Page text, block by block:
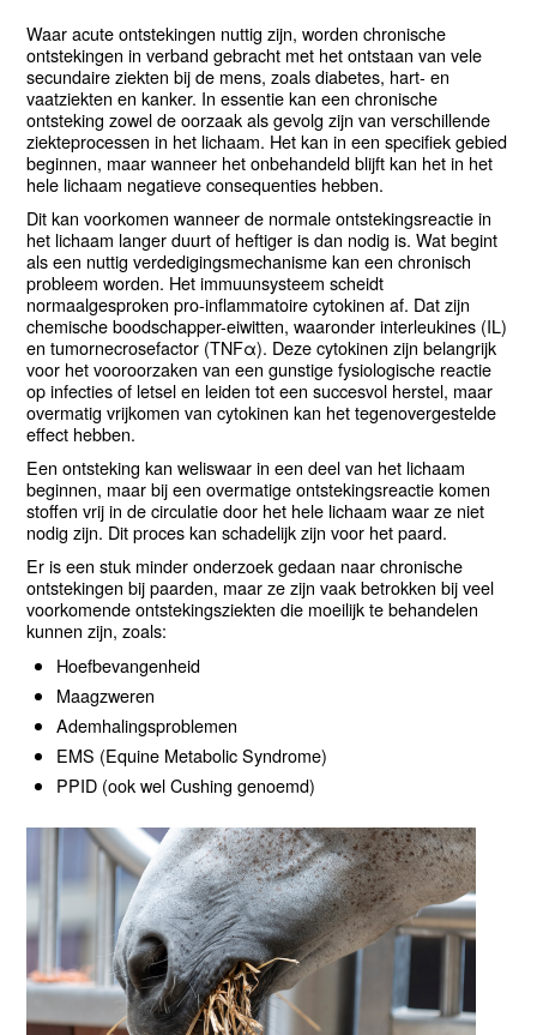
Waar acute ontstekingen nuttig zijn, worden chronische
ontstekingen in verband gebracht met het ontstaan van vele
secundaire ziekten bij de mens, zoals diabetes, hart- en
vaatziekten en kanker. In essentie kan een chronische
ontsteking zowel de oorzaak als gevolg zijn van verschillende
ziekteprocessen in het lichaam. Het kan in een specifiek gebied
beginnen, maar wanneer het onbehandeld blijft kan het in het
hele lichaam negatieve consequenties hebben.
Dit kan voorkomen wanneer de normale ontstekingsreactie in
het lichaam langer duurt of heftiger is dan nodig is. Wat begint
als een nuttig verdedigingsmechanisme kan een chronisch
probleem worden. Het immuunsysteem scheidt
normaalgesproken pro-inflammatoire cytokinen af. Dat zijn
chemische boodschapper-eiwitten, waaronder interleukines (IL)
en tumornecrosefactor (TNFα). Deze cytokinen zijn belangrijk
voor het vooroorzaken van een gunstige fysiologische reactie
op infecties of letsel en leiden tot een succesvol herstel, maar
overmatig vrijkomen van cytokinen kan het tegenovergestelde
effect hebben.
Een ontsteking kan weliswaar in een deel van het lichaam
beginnen, maar bij een overmatige ontstekingsreactie komen
stoffen vrij in de circulatie door het hele lichaam waar ze niet
nodig zijn. Dit proces kan schadelijk zijn voor het paard.
Er is een stuk minder onderzoek gedaan naar chronische
ontstekingen bij paarden, maar ze zijn vaak betrokken bij veel
voorkomende ontstekingsziekten die moeilijk te behandelen
kunnen zijn, zoals:
Hoefbevangenheid
Maagzweren
Ademhalingsproblemen
EMS (Equine Metabolic Syndrome)
PPID (ook wel Cushing genoemd)